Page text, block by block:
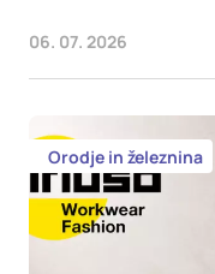
06. 07. 2026
Orodje in železnina